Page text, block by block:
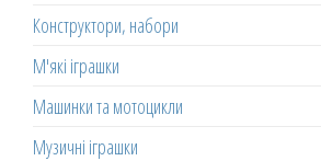
Конструктори, набори
М'які іграшки
Машинки та мотоцикли
Музичні іграшки